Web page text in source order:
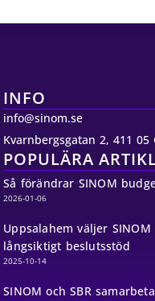
INFO
info@sinom.se
Kvarnbergsgatan 2, 411 05
POPULÄRA
Så förändrar SINOM
2026-01-06
Uppsalahem väljer
långsiktigt beslutsstöd
2025-10-14
SINOM och SBR